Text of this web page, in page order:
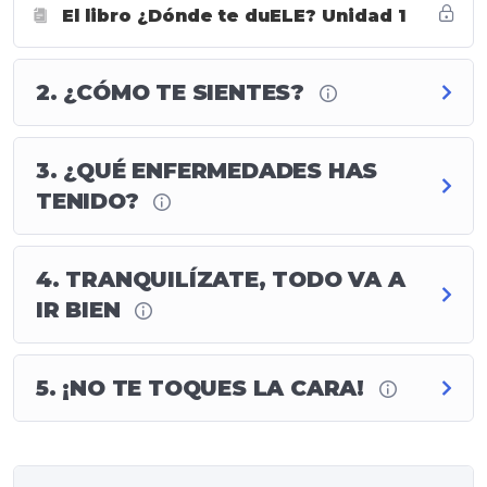
-Dar instrucciones
-Imperativo afirmativo
-Hábitos
-Síntomas
-El imperativo negativo
-El futuro simple 2: los irregulares
Recursos léxicos:
-Algunas expresiones fijas
El libro ¿Dónde te duELE? Unidad 1
2. ¿CÓMO TE SIENTES?
3. ¿QUÉ ENFERMEDADES HAS
TENIDO?
4. TRANQUILÍZATE, TODO VA A
IR BIEN
5. ¡NO TE TOQUES LA CARA!